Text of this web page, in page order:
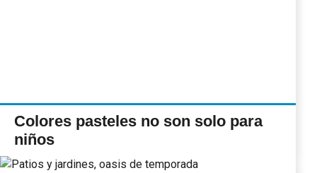
Colores pasteles no son solo para
niños